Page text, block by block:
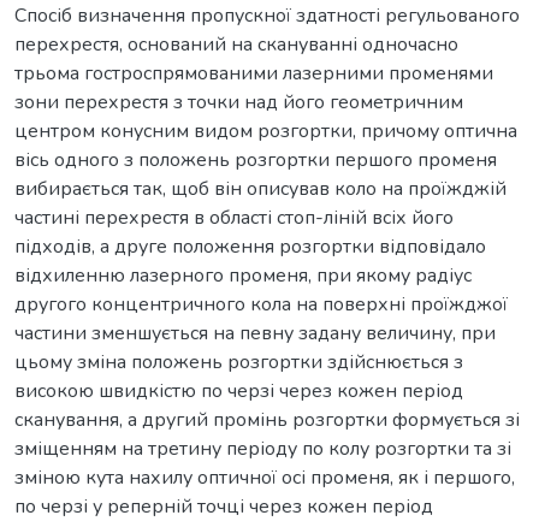
Спосіб визначення пропускної здатності регульованого
перехрестя, оснований на скануванні одночасно
трьома гостроспрямованими лазерними променями
зони перехрестя з точки над його геометричним
центром конусним видом розгортки, причому оптична
вісь одного з положень розгортки першого променя
вибирається так, щоб він описував коло на проїжджій
частині перехрестя в області стоп-ліній всіх його
підходів, а друге положення розгортки відповідало
відхиленню лазерного променя, при якому радіус
другого концентричного кола на поверхні проїжджої
частини зменшується на певну задану величину, при
цьому зміна положень розгортки здійснюється з
високою швидкістю по черзі через кожен період
сканування, а другий промінь розгортки формується зі
зміщенням на третину періоду по колу розгортки та зі
зміною кута нахилу оптичної осі променя, як і першого,
по черзі у реперній точці через кожен період